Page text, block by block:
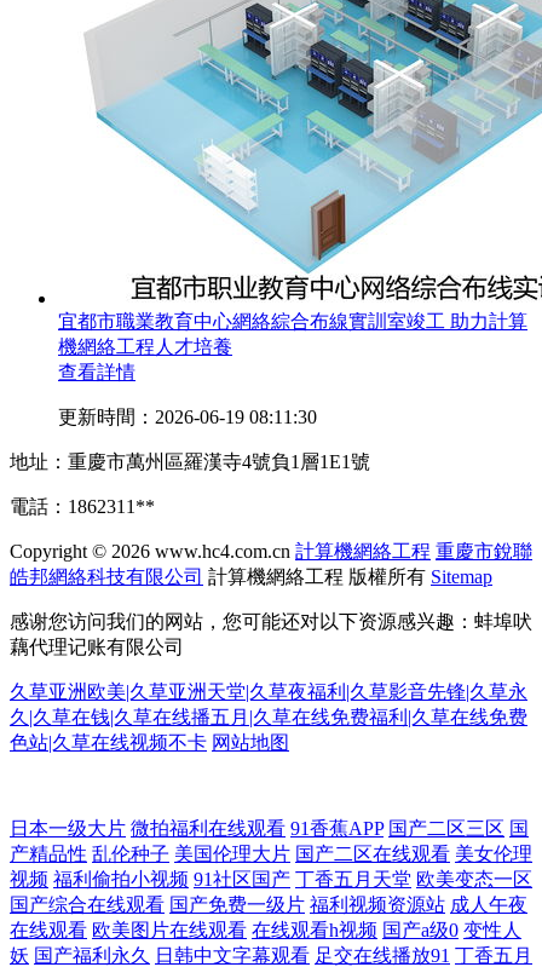
宜都市職業教育中心網絡綜合布線實訓室竣工 助力計算
機網絡工程人才培養
查看詳情
更新時間：2026-06-19 08:11:30
地址：重慶市萬州區羅漢寺4號負1層1E1號
電話：1862311**
Copyright © 2026 www.hc4.com.cn 計算機網絡工程 重慶市銳聯
皓邦網絡科技有限公司 計算機網絡工程 版權所有 Sitemap
感谢您访问我们的网站，您可能还对以下资源感兴趣：蚌埠吠
藕代理记账有限公司
久草亚洲欧美|久草亚洲天堂|久草夜福利|久草影音先锋|久草永
久|久草在钱|久草在线播五月|久草在线免费福利|久草在线免费
色站|久草在线视频不卡 网站地图
蜜臀久久99精品久久久久久小说 91精品国产91久无 免费观看在线高清大
片电视剧 国产午夜激情视频 不卡十三区 在线观看又 五月天综合网 日本一
区二区在线不卡 欧日韩不卡在线视频 九九精品国产99日 99vv2.com/ 日本
日本一级大片 微拍福利在线观看 91香蕉APP 国产二区三区 国
产精品性 乱伦种子 美国伦理大片 国产二区在线观看 美女伦理
视频 福利偷拍小视频 91社区国产 丁香五月天堂 欧美变态一区
国产综合在线观看 国产免费一级片 福利视频资源站 成人午夜
在线观看 欧美图片在线观看 在线观看h视频 国产a级0 变性人
妖 国产福利永久 日韩中文字幕观看 足交在线播放91 丁香五月